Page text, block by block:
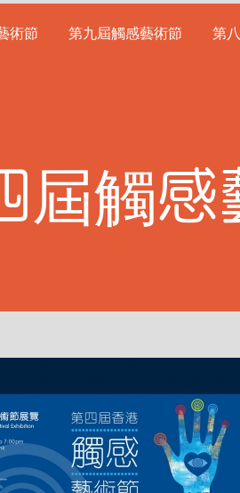
術節 第九屆觸感藝術節 第
屆觸感